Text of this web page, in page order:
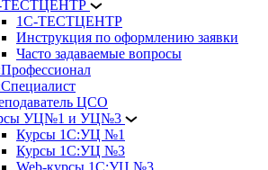
ТЕСТЦЕНТР
1С-ТЕСТЦЕНТР
Инструкция по оформлению заявки
Часто задаваемые вопросы
ЦСО
УЦ№1 и УЦ№3
Курсы 1С:УЦ №1
Курсы 1С:УЦ №3
Web-курсы 1С:УЦ №3